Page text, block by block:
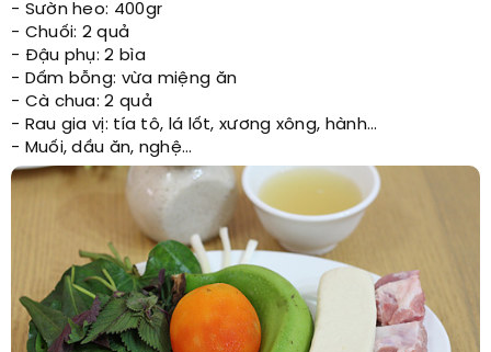
- Sườn heo: 400gr
- Chuối: 2 quả
- Đậu phụ: 2 bìa
- Dấm bỗng: vừa miệng ăn
- Cà chua: 2 quả
- Rau gia vị: tía tô, lá lốt, xương xông, hành…
- Muối, dầu ăn, nghệ…